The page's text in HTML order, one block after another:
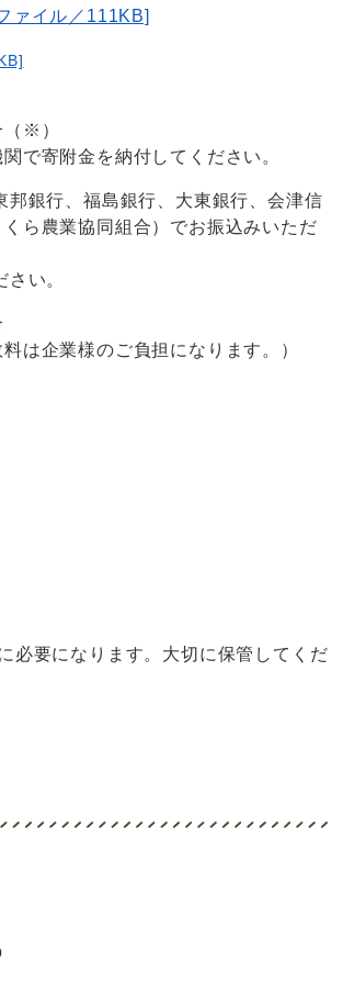
ァイル／111KB]
※）
寄附金を納付してください。
銀行、福島銀行、大東銀行、会津信
ら農業協同組合）でお振込みいただ
い。
企業様のご負担になります。）
必要になります。大切に保管してくだ